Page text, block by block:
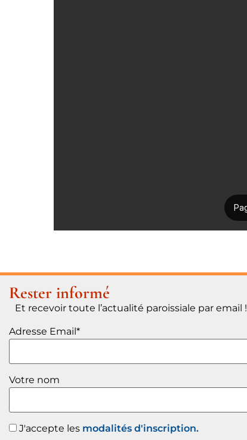
Rester informé
Et recevoir toute l’actualité paroissiale par email !
Adresse Email*
Votre nom
J'accepte les modalités d'inscription.